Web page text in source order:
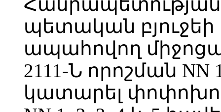
Հանրապետության
պետական
ապահովող
2111-Ն որոշման
կատարել